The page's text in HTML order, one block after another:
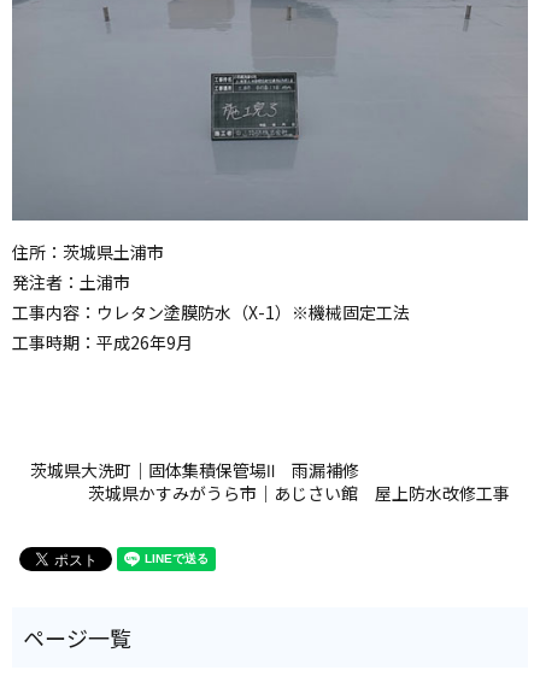
住所：茨城県土浦市
発注者：土浦市
工事内容：ウレタン塗膜防水（X-1）※機械固定工法
工事時期：平成26年9月
茨城県大洗町｜固体集積保管場Ⅱ 雨漏補修
茨城県かすみがうら市｜あじさい館 屋上防水改修工事